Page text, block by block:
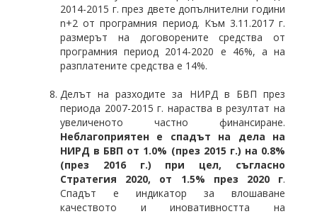
2014-2015 г. през двете допълнителни години
n+2 от програмния период. Към 3.11.2017 г.
размерът на договорените средства от
програмния период 2014-2020 е 46%, а на
разплатените средства е 14%.
Делът на разходите за НИРД в БВП през
периода 2007-2015 г. нараства в резултат на
увеличеното частно финансиране.
Неблагоприятен е спадът на дела на
НИРД в БВП от 1.0% (през 2015 г.) на 0.8%
(през 2016 г.) при цел, съгласно
Стратегия 2020, от 1.5% през 2020 г.
Спадът е индикатор за влошаване
качеството и иновативността на